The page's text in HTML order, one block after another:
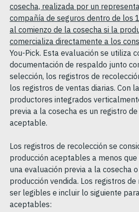
cosecha, realizada por un
compañía de seguros dentro de los
al comienzo de la cosecha si la
comercializa directamente a los
You-Pick. Esta evaluación se utiliza
documentación de respaldo junto
selección, los registros de
los registros de ventas diarias. Con
productores integrados
previa a la cosecha es un registro
aceptable.
Los registros de recolección se
producción aceptables a menos
una evaluación previa a la cosecha
producción vendida. Los registros
ser legibles e incluir lo siguiente
aceptables: